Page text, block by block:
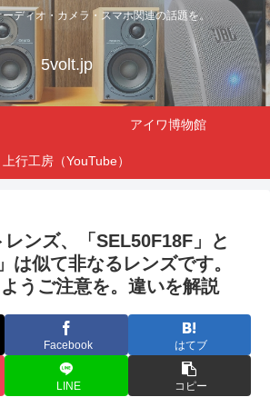
ディオ・カメラ・スマホ関連の話題を。
5volt.jp
アイワ博物館
上行工房（YouTube）
ンズ、「SEL50F18F」と
は似て非なるレンズです。
うご注意を。違いを解説
Facebook はてブ
LINE コピー